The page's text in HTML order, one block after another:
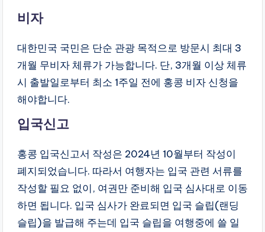
비자
대한민국 국민은 단순 관광 목적으로 방문시 최대 3
개월 무비자 체류가 가능합니다. 단, 3개월 이상 체류
시 출발일로부터 최소 1주일 전에 홍콩 비자 신청을
해야합니다.
입국신고
홍콩 입국신고서 작성은 2024년 10월부터 작성이
폐지되었습니다. 따라서 여행자는 입국 관련 서류를
작성할 필요 없이, 여권만 준비해 입국 심사대로 이동
하면 됩니다. 입국 심사가 완료되면 입국 슬립(랜딩
슬립)을 발급해 주는데 입국 슬립을 여행중에 쓸 일